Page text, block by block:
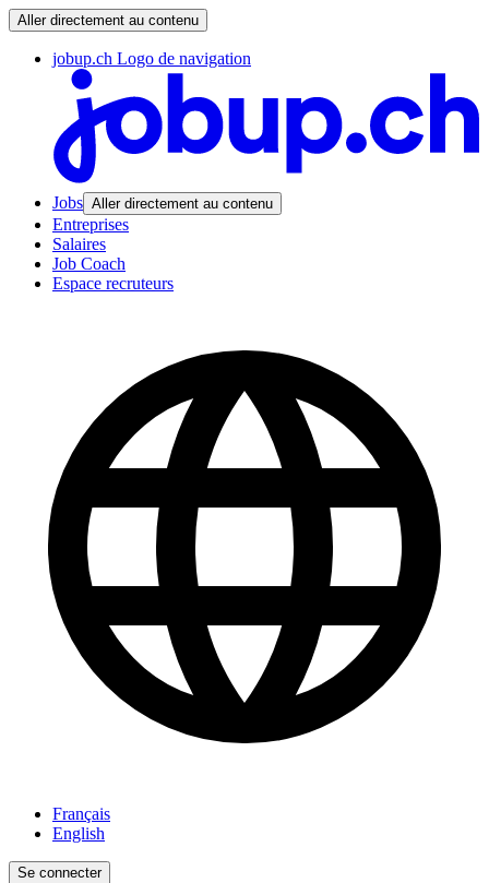
Aller directement au contenu
jobup.ch Logo de navigation
Jobs Aller directement au contenu
Entreprises
Salaires
Job Coach
Espace recruteurs
Français
English
Se connecter